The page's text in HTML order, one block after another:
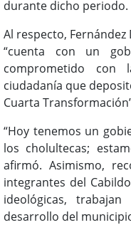
durante dicho periodo.
Al respecto, Fernández
“cuenta con un
comprometido
ciudadanía que
Cuarta
“Hoy tenemos un
los cholultecas;
afirmó. Asimismo,
integrantes del
ideológicas,
desarrollo del